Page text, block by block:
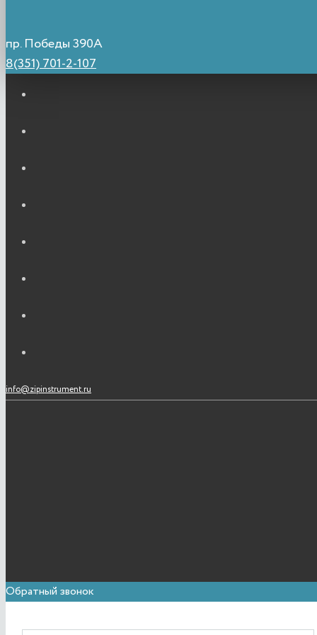
пр. Победы 390А
8(351) 701-2-107
info@zipinstrument.ru
Обратный звонок